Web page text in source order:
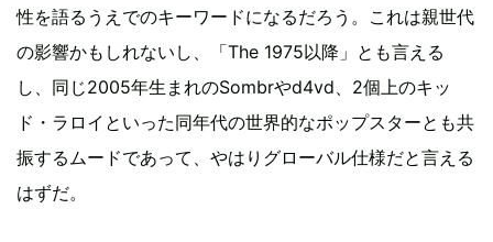
性を語るうえでのキーワードになるだろう。これは親世代
の影響かもしれないし、「The 1975以降」とも言える
し、同じ2005年生まれのSombrやd4vd、2個上のキッ
ド・ラロイといった同年代の世界的なポップスターとも共
振するムードであって、やはりグローバル仕様だと言える
はずだ。